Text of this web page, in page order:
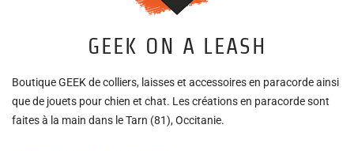
GEEK ON A LEASH
Boutique GEEK de colliers, laisses et accessoires en paracorde ainsi
que de jouets pour chien et chat. Les créations en paracorde sont
faites à la main dans le Tarn (81), Occitanie.